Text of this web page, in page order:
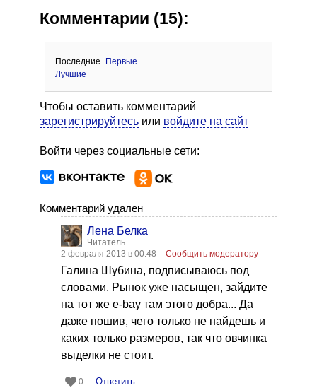
Комментарии (15):
Последние
Первые
Лучшие
Чтобы оставить комментарий
зарегистрируйтесь или войдите на сайт
Войти через социальные сети:
Комментарий удален
Лена Белка
Читатель
2 февраля 2013 в 00:48
Сообщить модератору
Галина Шубина, подписываюсь под
словами. Рынок уже насыщен, зайдите
на тот же e-bay там этого добра... Да
даже пошив, чего только не найдешь и
каких только размеров, так что овчинка
выделки не стоит.
0 Ответить